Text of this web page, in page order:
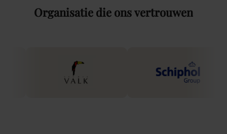
Organisatie die onsvertrouwen